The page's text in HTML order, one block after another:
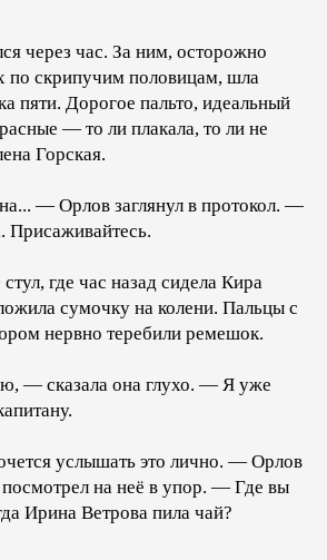
через час. За ним, осторожно
по скрипучим половицам, шла
пяти. Дорогое пальто, идеальный
— то ли плакала, то ли не
Горская.
— Орлов заглянул в протокол. —
Присаживайтесь.
где час назад сидела Кира
сумочку на колени. Пальцы с
нервно теребили ремешок.
— сказала она глухо. — Я уже
услышать это лично. — Орлов
на неё в упор. — Где вы
Ирина Ветрова пила чай?